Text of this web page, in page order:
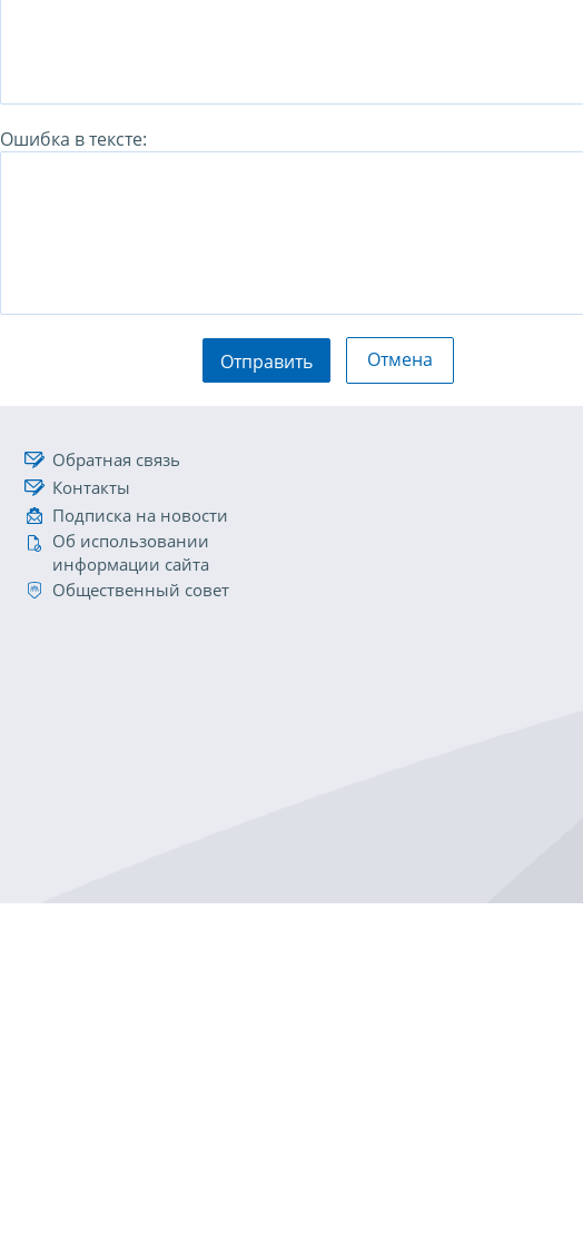
Ошибка в тексте:
Отправить Отмена
Обратная связь
Контакты
Подписка на новости
Об использовании
информации сайта
Общественный совет